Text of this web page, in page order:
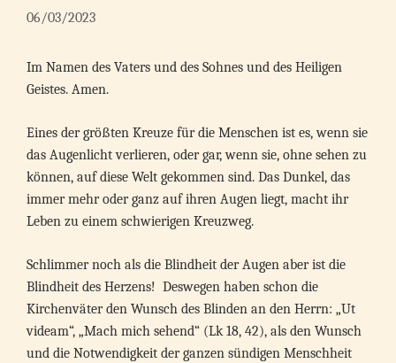
06/03/2023
Im Namen des Vaters und des Sohnes und des Heiligen
Geistes. Amen.
Eines der größten Kreuze für die Menschen ist es, wenn sie
das Augenlicht verlieren, oder gar, wenn sie, ohne sehen zu
können, auf diese Welt gekommen sind. Das Dunkel, das
immer mehr oder ganz auf ihren Augen liegt, macht ihr
Leben zu einem schwierigen Kreuzweg.
Schlimmer noch als die Blindheit der Augen aber ist die
Blindheit des Herzens! Deswegen haben schon die
Kirchenväter den Wunsch des Blinden an den Herrn: „Ut
videam“, „Mach mich sehend“ (Lk 18, 42), als den Wunsch
und die Notwendigkeit der ganzen sündigen Menschheit